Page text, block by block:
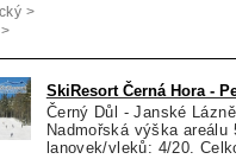
>
SkiResort Černá Hora -
Černý Důl - Janské
Nadmořská výška
lanovek/vleků: 4/20.